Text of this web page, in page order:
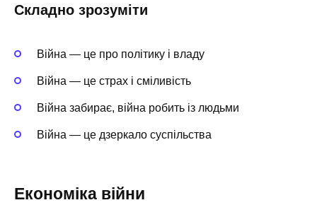
Складно зрозуміти
Війна — це про політику і владу
Війна — це страх і сміливість
Війна забирає, війна робить із людьми
Війна — це дзеркало суспільства
Економіка війни